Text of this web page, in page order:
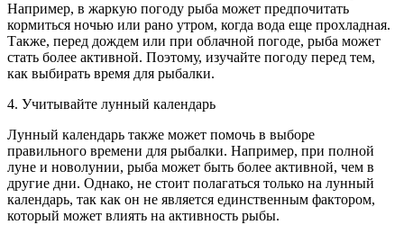
Например, в жаркую погоду рыба может предпочитать
кормиться ночью или рано утром, когда вода еще прохладная.
Также, перед дождем или при облачной погоде, рыба может
стать более активной. Поэтому, изучайте погоду перед тем,
как выбирать время для рыбалки.
4. Учитывайте лунный календарь
Лунный календарь также может помочь в выборе
правильного времени для рыбалки. Например, при полной
луне и новолунии, рыба может быть более активной, чем в
другие дни. Однако, не стоит полагаться только на лунный
календарь, так как он не является единственным фактором,
который может влиять на активность рыбы.